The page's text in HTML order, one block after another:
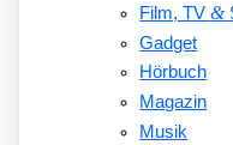
Film, TV&
Gadget
Hörbuch
Magazin
Musik